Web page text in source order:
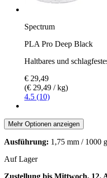
Spectrum
PLA Pro Deep Black
Haltbares und
€ 29,49
(€ 29,49 / kg)
4.5 (10)
Mehr Optionen anzeigen
Ausführung: 1,75 mm / 1000 g
Auf Lager
Zustellung bis Mittwoch, 12.